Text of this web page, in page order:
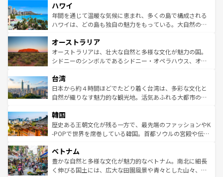
ば市内交通費無料で観光を楽しむこともできる。 なお、新
着のスイス情報はコンテンツ一覧 を参照してほしい。
のような巨大都市は、観光、ショッピング、エンターテイ
ンメントが詰まった刺激的なスポットだ。一方、アメリカ
西部には大自然が広がり、グランドキャニオンやイエロー
部のニューオーリンズでは、音楽と美食が融合した独特の
文化が魅力。旅行者はアメリカの各地域で異なる魅力を楽
しみながら、その多様性と豊かな歴史を感じることができ
ならではの贅沢な旅のスタイルだ。 なお、新着のアメリカ
情報はコンテンツ一覧を参照してほしい。
ハワイ
年間を通じて温暖な気候に恵まれ、多くの島で構成される
ハワイは、どの島も独自の魅力をもっている。大自然の神
ワイ島は見逃せない。また、定番の観光地といえばオアフ
島だが、静かな自然を求めるならマウイ島やカウアイ島が
おすすめ。エメラルドグリーンに輝く海をはじめ、豊かな
れるおもてなしの心で訪れる人々を迎えてくれるハワイの
人々、おいしいローカルフードやハワイアンミュージッ
ク、伝統的なフラダンスなど、すべてがハワイの魅力を彩
ワイを、存分に味わってほしい。 なお、新着のハワイ情報
はコンテンツ一覧を参照してほしい。
オーストラリア
オーストラリアは、壮大な自然と多様な文化が魅力の国。
シドニーのシンボルであるシドニー・オペラハウス、オー
リアリーフや大陸中央部にそびえるウルル（エアーズロッ
ク）、タスマニアの美しい原生林やケアンズの熱帯雨林な
ど、見どころがたくさん。また、カフェやワイン、オージ
いる。アクティビティも充実しており、サーフィンやダイ
ビング、ハイキングなど、アウトドア好きにはたまらな
い。オーストラリアの多彩な魅力を存分に味わいつくそ
参照してほしい。
台湾
日本から約４時間ほどでたどり着く台湾は、多彩な文化と
自然が織りなす魅力的な観光地。活気あふれる大都市の台
ン）、静ひつな山岳地帯である台湾東部など、都市の喧騒
と山間の静けさが共存しており、訪れる人に新しい発見と
驚きをもたらしてくれる。また、奥深い台湾の食文化も魅
容にもいいと評判のスイーツなど、バラエティ豊かな料理
が味わえる。 なお、新着の台湾情報は コンテンツ一覧を参
照してほしい。
韓国
歴史ある王朝文化が残る一方で、最先端のファッションやK
-POPで世界を席巻している韓国。首都ソウルの宮殿や伝統
き、地方に足を延ばせば四季折々の自然美を楽しむことが
できる。そして、キムチや焼肉、絶品のストリートフード
まで、さまざまな韓国料理が待っている。夜には、韓国な
ベトナム
豊かな自然と多様な文化が魅力的なベトナム。南北に細長
く伸びる国土には、広大な田園風景や青々とした山々、世